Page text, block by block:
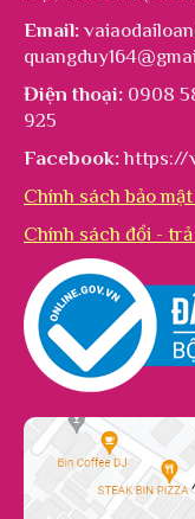
Email:
Điện thoại: 0908
925
Facebook: https://
Chính sách bảo
Chính sách đổi -